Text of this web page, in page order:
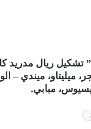
” تشكيل ريال مدريد
ميليتاو، ميندي –
مبابي.